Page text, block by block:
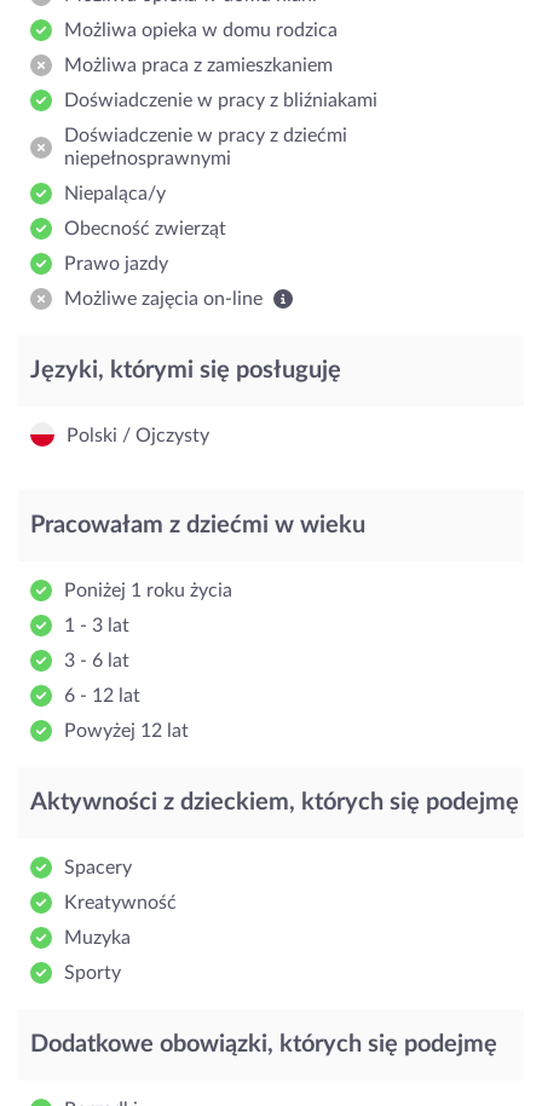
Możliwa opieka w domu rodzica
Możliwa praca z zamieszkaniem
Doświadczenie w pracy z bliźniakami
Doświadczenie w pracy z dziećmi
niepełnosprawnymi
Niepaląca/y
Obecność zwierząt
Prawo jazdy
Możliwe zajęcia on-line
Języki, którymi się posługuję
Polski / Ojczysty
Pracowałam z dziećmi w wieku
Poniżej 1 roku życia
1 - 3 lat
3 - 6 lat
6 - 12 lat
Powyżej 12 lat
Aktywności z dzieckiem, których się podejmę
Spacery
Kreatywność
Muzyka
Sporty
Dodatkowe obowiązki, których się podejmę